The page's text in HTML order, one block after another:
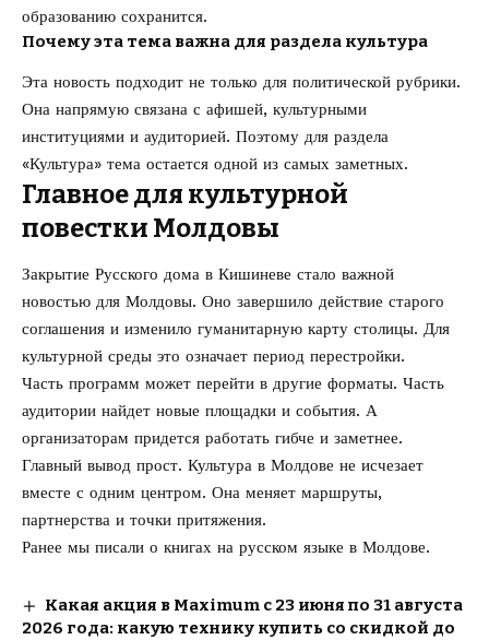
образованию сохранится.
Почему эта тема важна для раздела культура
Эта новость подходит не только для политической рубрики.
Она напрямую связана с афишей, культурными
институциями и аудиторией. Поэтому для раздела
«Культура» тема остается одной из самых заметных.
Главное для культурной
повестки Молдовы
Закрытие Русского дома в Кишиневе стало важной
новостью для Молдовы. Оно завершило действие старого
соглашения и изменило гуманитарную карту столицы. Для
культурной среды это означает период перестройки.
Часть программ может перейти в другие форматы. Часть
аудитории найдет новые площадки и события. А
организаторам придется работать гибче и заметнее.
Главный вывод прост. Культура в Молдове не исчезает
вместе с одним центром. Она меняет маршруты,
партнерства и точки притяжения.
Ранее мы писали о книгах на русском языке в Молдове.
Какая акция в Maximum с 23 июня по 31 августа
2026 года: какую технику купить со скидкой до